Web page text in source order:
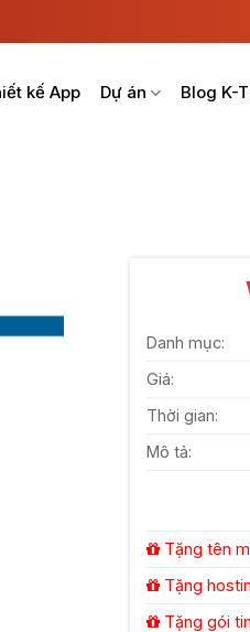
kế App Dự án Blog K-
Danh mục:
Giá:
Thời gian:
Mô tả:
Tặng tên
Tặng
Tặng gói